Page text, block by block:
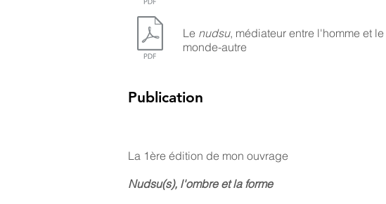
Le nudsu, médiateur entre l'homme et le
monde-autre
Publication
La 1ère édition de mon ouvrage
Nudsu(s), l'ombre et la forme